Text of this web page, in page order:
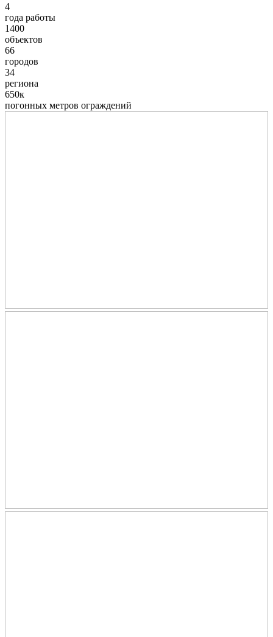
4
года работы
1400
объектов
66
городов
34
региона
650к
погонных метров ограждений